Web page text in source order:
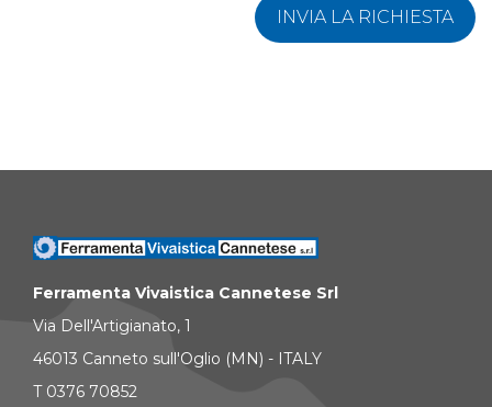
INVIA LA RICHIESTA
Ferramenta Vivaistica Cannetese Srl
Via Dell'Artigianato, 1
46013 Canneto sull'Oglio (MN) - ITALY
T 0376 70852